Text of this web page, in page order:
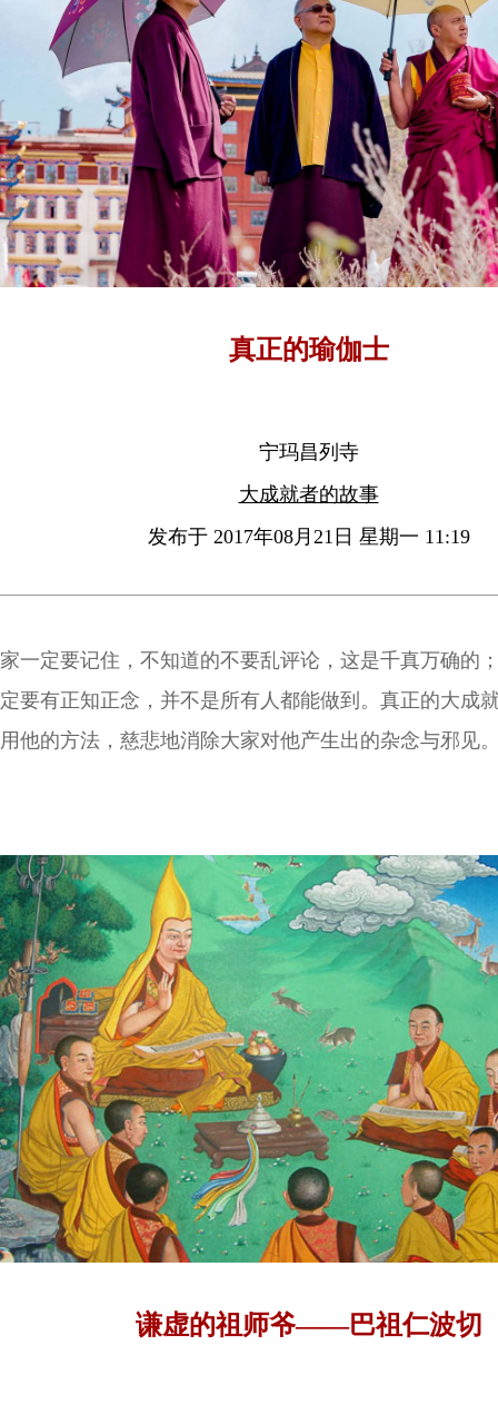
真正的瑜伽士
宁玛昌列寺
大成就者的故事
发布于 2017年08月21日 星期一 11:19
家一定要记住，不知道的不要乱评论，这是千真万确的
定要有正知正念，并不是所有人都能做到。真正的大成
用他的方法，慈悲地消除大家对他产生出的杂念与邪见
谦虚的祖师爷——巴祖仁波切